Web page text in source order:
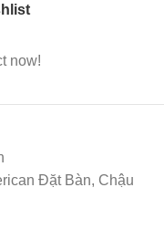
now!
Đặt Bàn, Chậu